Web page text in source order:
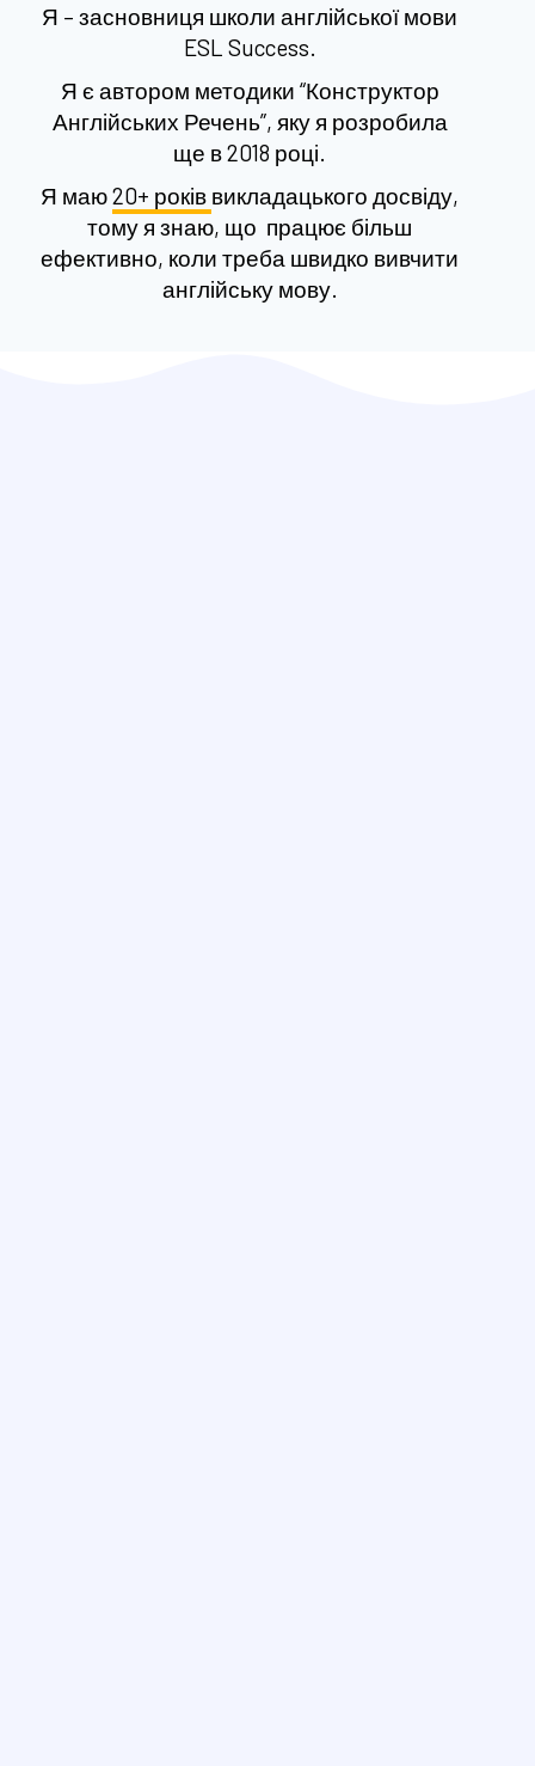
Я – засновниця школи англійської мови
ESL Success.
Я є автором методики “Конструктор
Англійських Речень”, яку я розробила
ще в 2018 році.
Я маю20+ років викладацького досвіду,
тому я знаю, що працює більш
ефективно, коли треба швидко вивчити
англійську мову.